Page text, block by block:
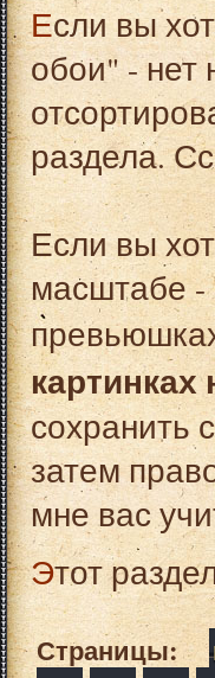
Если вы хотите перейти в раздел "ТОП раздела art/
обои" - нет
раздела.
Если вы
масштабе -
картинках
сохранить
затем
мне вас
Этот
Страницы: